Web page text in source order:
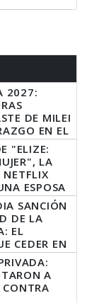
2027:
DE MILEI
EN EL
"ELIZE:
LA
NETFLIX
ESPOSA
SUSANCIÓN
DE LA
EL
CEDER EN
FUEGO
A
CONTRA